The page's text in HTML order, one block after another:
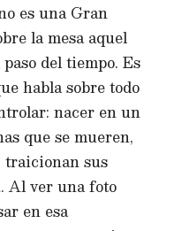
es una Gran
la mesa aquel
del tiempo. Es
habla sobre todo
nacer en un
que se mueren,
traicionan sus
Al ver una foto
en esa